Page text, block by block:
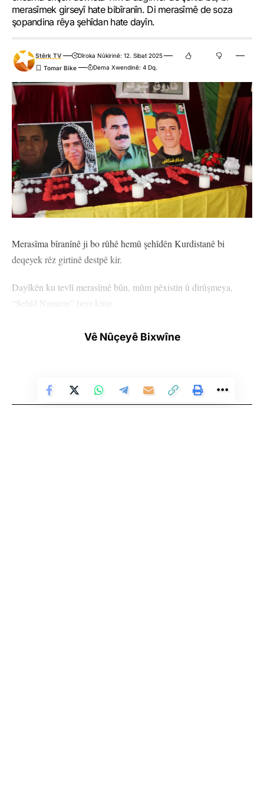
merasîmek girseyî hate bibîranîn. Di merasîmê de soza
şopandina rêya şehîdan hate dayîn.
Stêrk TV
Dîroka Nûkirinê: 12. Sibat 2025
Dema Xwendinê: 4 Dq.
Merasîma bîranînê ji bo rûhê hemû şehîdên Kurdistanê bi
deqeyek rêz girtinê destpê kir.
Dayîkên ku tevlî merasîmê bûn, mûm pêxistin û dirûşmeya,
“Şehîd Namirin” berz kirin.
Vê Nûçeyê Bixwîne